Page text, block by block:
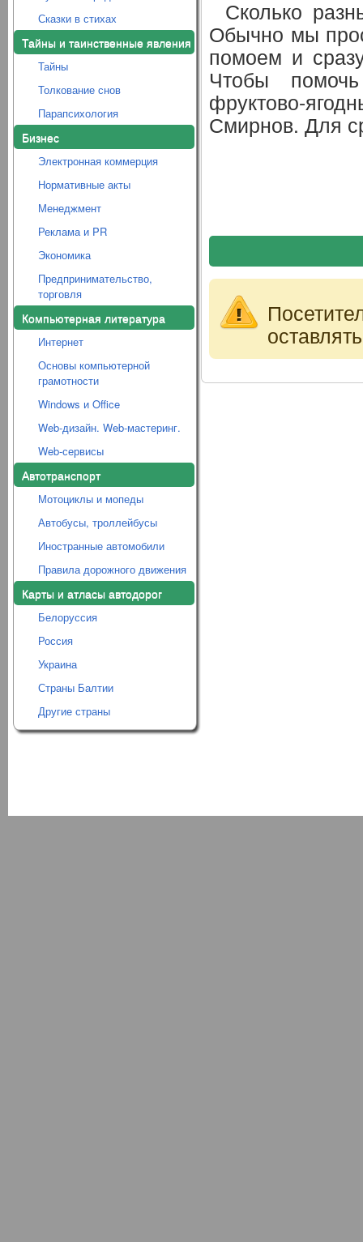
Сказки в стихах
Тайны и таинственные явления
Тайны
Толкование снов
Парапсихология
Бизнес
Электронная коммерция
Нормативные акты
Менеджмент
Реклама и PR
Экономика
Предпринимательство,
торговля
Компьютерная литература
Интернет
Основы компьютерной
грамотности
Windows и Office
Web-дизайн. Web-мастеринг.
Web-сервисы
Автотранспорт
Мотоциклы и мопеды
Автобусы, троллейбусы
Иностранные автомобили
Правила дорожного движения
Карты и атласы автодорог
Белоруссия
Россия
Украина
Страны Балтии
Другие страны
Сколько
Обычно мы
помоем и
Чтобы
фруктово-
Смирнов. Для